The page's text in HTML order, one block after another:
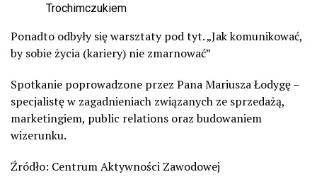
Trochimczukiem
Ponadto odbyły się warsztaty pod tyt. „Jak komunikować,
by sobie życia (kariery) nie zmarnować”
Spotkanie poprowadzone przez Pana Mariusza Łodygę –
specjalistę w zagadnieniach związanych ze sprzedażą,
marketingiem, public relations oraz budowaniem
wizerunku.
Źródło: Centrum Aktywności Zawodowej